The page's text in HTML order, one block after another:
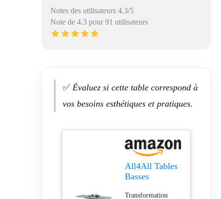
Notes des utilisateurs 4.3/5
Note de 4.3 pour 91 utilisateurs
✅ Évaluez si cette table correspond à
vos besoins esthétiques et pratiques.
All4All Tables
Basses
Table Basse de
Transformation